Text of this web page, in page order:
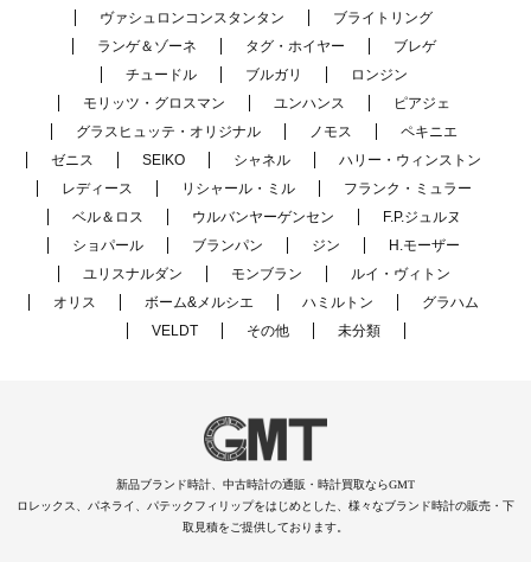
ヴァシュロンコンスタンタン
ブライトリング
ランゲ＆ゾーネ
タグ・ホイヤー
ブレゲ
チュードル
ブルガリ
ロンジン
モリッツ・グロスマン
ユンハンス
ピアジェ
グラスヒュッテ・オリジナル
ノモス
ペキニエ
ゼニス
SEIKO シャネル
ハリー・ウィンストン
レディース
リシャール・ミル
フランク・ミュラー
ベル＆ロス
ウルバンヤーゲンセン
F.P.ジュルヌ
ショパール
ブランパン ジン
H.モーザー
ユリスナルダン
モンブラン
ルイ・ヴィトン
オリス
ボーム&メルシエ ハミルトン
グラハム
VELDT
その他 未分類
新品ブランド時計、中古時計の通販・時計買取ならGMT
ロレックス、パネライ、パテックフィリップをはじめとした、様々なブランド時計の販売・下
取見積をご提供しております。